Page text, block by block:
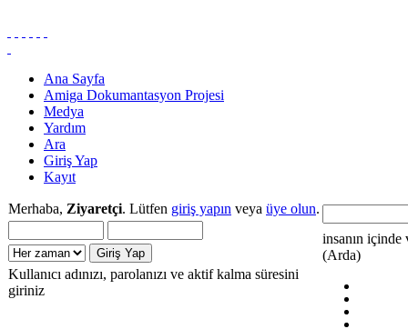
Ana Sayfa
Amiga Dokumantasyon Projesi
Medya
Yardım
Ara
Giriş Yap
Kayıt
Merhaba, Ziyaretçi. Lütfen giriş yapın veya üye olun.
Kullanıcı adınızı, parolanızı ve aktif kalma süresini
giriniz
insanın içinde
(Arda)